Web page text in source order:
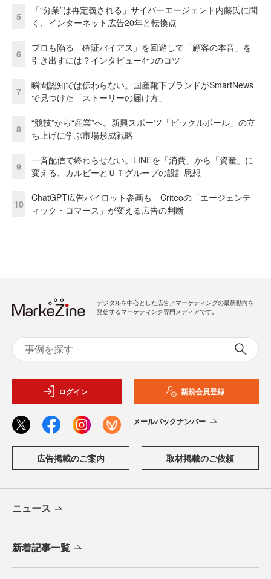
5
「“分業”は再定義される」サイバーエージェント内藤氏に聞
く、インターネット広告20年と転換点
6
プロも陥る「確証バイアス」を回避して「顧客の本音」を
引き出すには？インタビュー4つのコツ
7
瞬間認知では伝わらない。国産靴下ブランドがSmartNews
で見つけた「ストーリーの届け方」
8
“競技”から“産業”へ。新興スポーツ「ピックルボール」の立
ち上げに学ぶ市場形成戦略
9
一斉配信で終わらせない。LINEを「消費」から「資産」に
変える、カルビーとＵＴグループの設計思想
10
ChatGPT広告パイロット参画も Criteoの「エージェンテ
ィック・コマース」が変える広告の判断
デジタルを中心とした広告／マーケティングの最新動向を
発信するマーケティング専門メディアです。
ログイン 新規会員登録
メールバックナンバー
広告掲載のご案内 取材掲載のご依頼
ニュース
新着記事一覧